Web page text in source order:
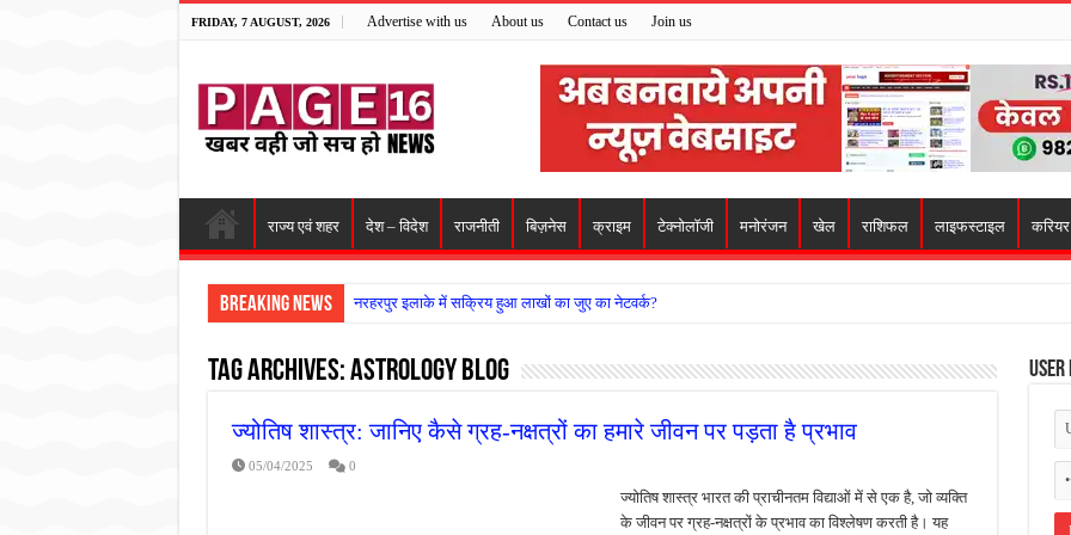
FRIDAY, 7 AUGUST, 2026 Advertise with us About us Contact us Join us
राज्य एवं शहर देश – विदेश राजनीती बिज़नेस क्राइम टेक्नोलॉजी मनोरंजन खेल राशिफल लाइफस्टाइल करियर
Breaking News नरहरपुर इलाके में सक्रिय हुआ लाखों का जुए का नेटवर्क?
गृहमंत्री विजय शर्मा ने समाजसेवी अजय पप्पू मोटवानी को दी जन्मदिन की शुभकामनाएं
रानी दुर्गावती बलिदान दिवस पर शिवसेना ने किया नमन, संघर्ष और राष्ट्रसेवा का लिया संकल्प
राम मंदिर की गरिमा और पारदर्शिता को लेकर शिवसेना उठाई आवाज, निष्पक्ष जांच की मांग
Tag Archives:Astrology Blog
ज्योतिष शास्त्र: जानिए कैसे ग्रह-नक्षत्रों का हमारे जीवन पर पड़ता है प्रभाव
05/04/2025 0
ज्योतिष शास्त्र भारत की प्राचीनतम विद्याओं में से एक है, जो व्यक्ति
के जीवन पर ग्रह-नक्षत्रों के प्रभाव का विश्लेषण करती है। यह
User